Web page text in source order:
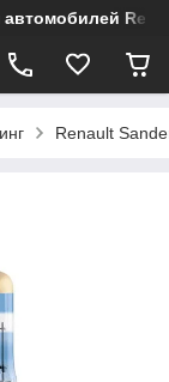
Renault